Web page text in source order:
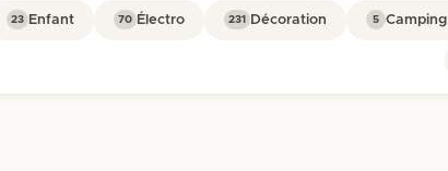
Camping
5
Décoration
231
Électro
70
Enfant
23